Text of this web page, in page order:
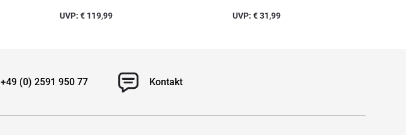
UVP: € 119,99 UVP: €31,99
+49 (0) 2591 950 77 Kontakt